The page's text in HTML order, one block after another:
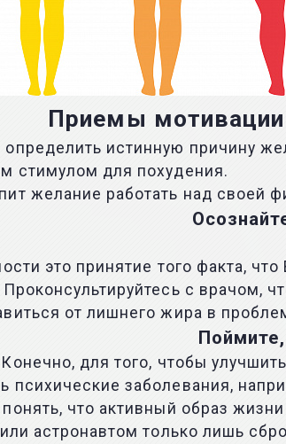
Приемы
истинную причину
стимулом для похудения.
желание работать над
это принятие того факта,
с врачом,
от лишнего жира в
для того, чтобы
психические заболевания,
что активный образ
астронавтом только лишь